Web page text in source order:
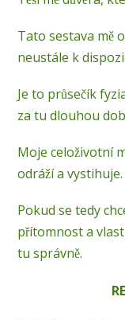
Tato sestava mě
neustále k
Je to průsečík
za tu dlouhou
Moje celoživotní
odráží a vystihuje.
Pokud se tedy
přítomnost a
tu správně.